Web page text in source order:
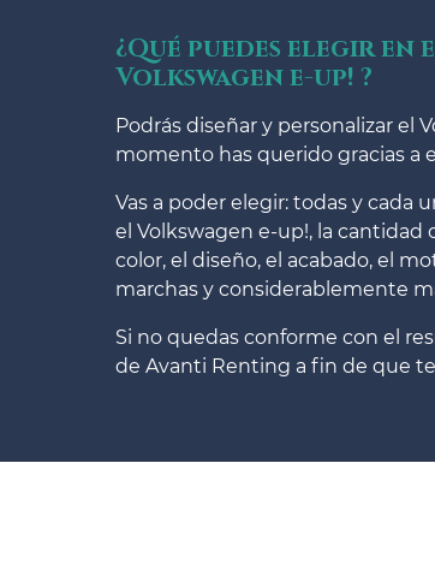
¿Qué puedes elegir
Volkswagen e-up! ?
Podrás diseñar y personalizar el
momento has querido gracias a
Vas a poder elegir: todas y cada
el Volkswagen e-up!, la cantidad
color, el diseño, el acabado, el
marchas y considerablemente
Si no quedas conforme con el
de Avanti Renting a fin de que